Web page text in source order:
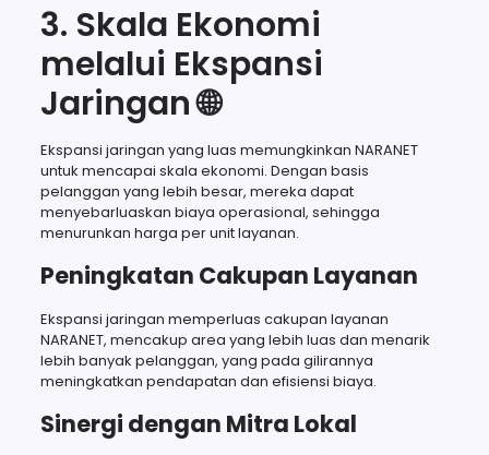
3. Skala Ekonomi
melalui Ekspansi
Jaringan 🌐
Ekspansi jaringan yang luas memungkinkan NARANET
untuk mencapai skala ekonomi. Dengan basis
pelanggan yang lebih besar, mereka dapat
menyebarluaskan biaya operasional, sehingga
menurunkan harga per unit layanan.
Peningkatan Cakupan Layanan
Ekspansi jaringan memperluas cakupan layanan
NARANET, mencakup area yang lebih luas dan menarik
lebih banyak pelanggan, yang pada gilirannya
meningkatkan pendapatan dan efisiensi biaya.
Sinergi dengan Mitra Lokal